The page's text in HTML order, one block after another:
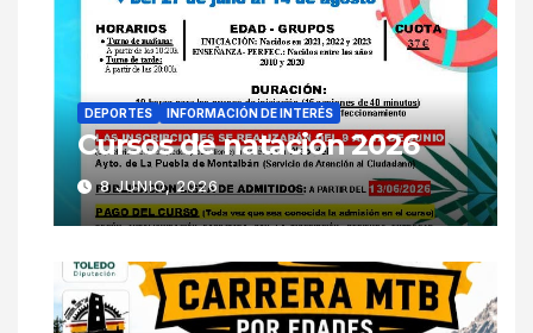
DEPORTES INFORMACIÓN DE INTERÉS
Cursos de natación 2026
8 JUNIO, 2026